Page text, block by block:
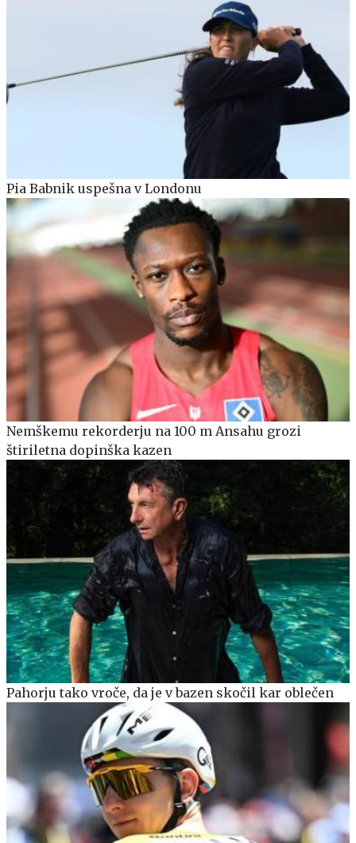
Pia Babnik uspešna v Londonu
Nemškemu rekorderju na 100 m Ansahu grozi
štiriletna dopinška kazen
Pahorju tako vroče, da je v bazen skočil kar oblečen